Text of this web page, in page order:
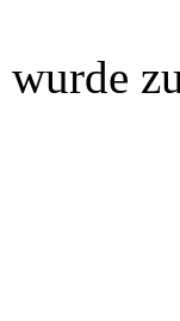
wurde